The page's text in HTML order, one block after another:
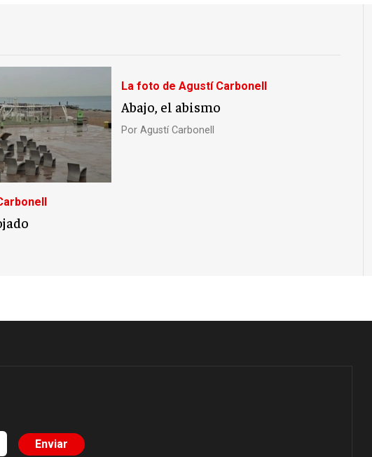
La foto de Agustí Carbonell
Abajo, el abismo
Por Agustí Carbonell